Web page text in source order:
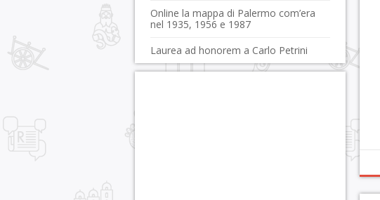
Online la mappa di Palermo com’era
nel 1935, 1956 e 1987
Laurea ad honorem a Carlo Petrini